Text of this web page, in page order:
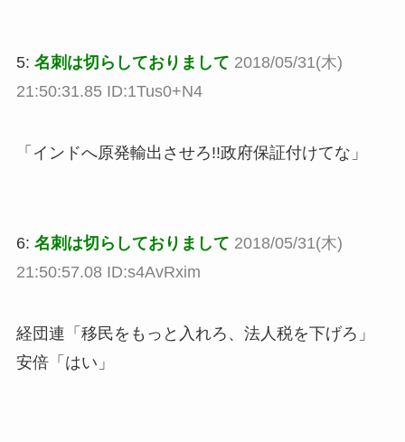
5: 名刺は切らしておりまして 2018/05/31(木)
21:50:31.85 ID:1Tus0+N4
「インドへ原発輸出させろ!!政府保証付けてな」
6: 名刺は切らしておりまして 2018/05/31(木)
21:50:57.08 ID:s4AvRxim
経団連「移民をもっと入れろ、法人税を下げろ」
安倍「はい」